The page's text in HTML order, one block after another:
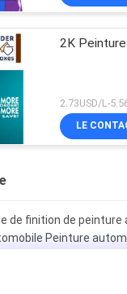
2K
LE
de finition de peinture
Peinture